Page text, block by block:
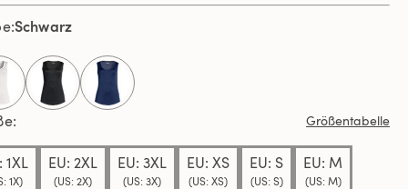
Schwarz
selected
Größentabelle
1XL
1X)
EU: 2XL
(US: 2X)
EU: 3XL
(US: 3X)
EU: XS
(US: XS)
EU: S
(US: S)
EU: M
(US: M)